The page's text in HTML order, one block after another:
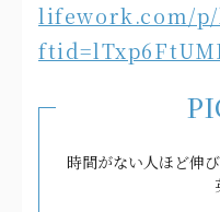
lifework.com/p/
時間がない人ほど伸